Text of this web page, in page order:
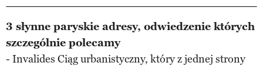
3 słynne paryskie adresy, odwiedzenie których
szczególnie polecamy
- Invalides Ciąg urbanistyczny, który z jednej strony